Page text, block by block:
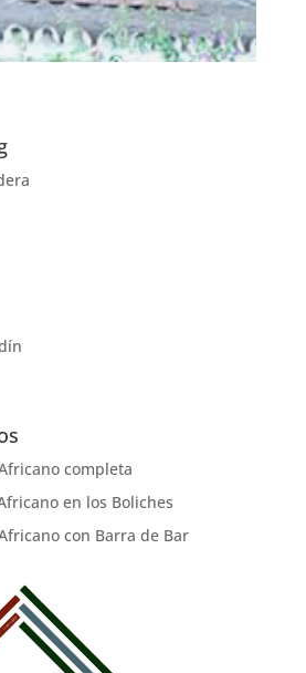
completa
en los Boliches
con Barra de Bar